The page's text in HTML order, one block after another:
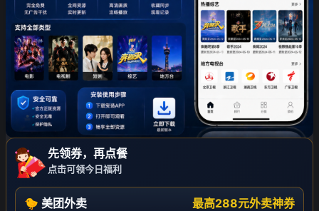
先领券，再点餐
点击可领今日福利
🐤 美团外卖 最高288元外卖神券